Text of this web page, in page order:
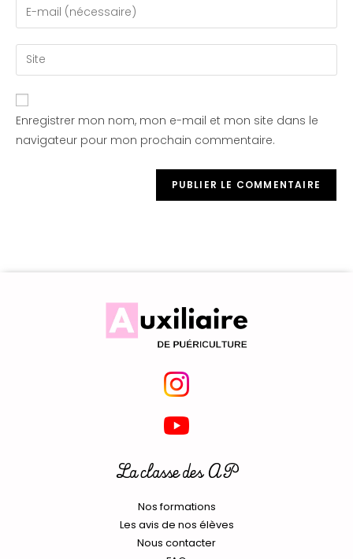
Enregistrer mon nom, mon e-mail et mon site dans le
navigateur pour mon prochain commentaire.
La classe des AP
Nos formations
Les avis de nos élèves
Nous contacter